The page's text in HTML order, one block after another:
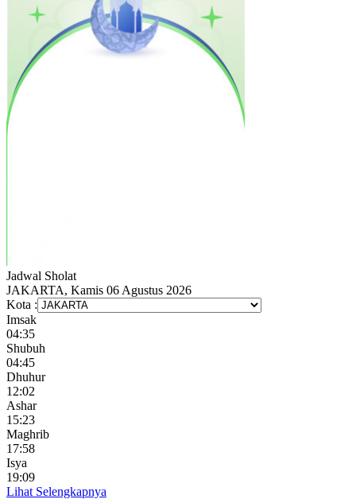
Jadwal Sholat
JAKARTA, Kamis 06 Agustus 2026
Kota :
Imsak
04:35
Shubuh
04:45
Dhuhur
12:02
Ashar
15:23
Maghrib
17:58
Isya
19:09
Lihat Selengkapnya